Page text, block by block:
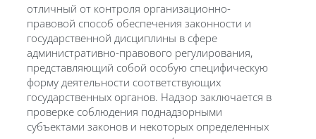
отличный от контроля организационно-
правовой способ обеспечения законности и
государственной дисциплины в сфере
административно-правового регулирования,
представляющий собой особую специфическую
форму деятельности соответствующих
государственных органов. Надзор заключается в
проверке соблюдения поднадзорными
субъектами законов и некоторых определенных